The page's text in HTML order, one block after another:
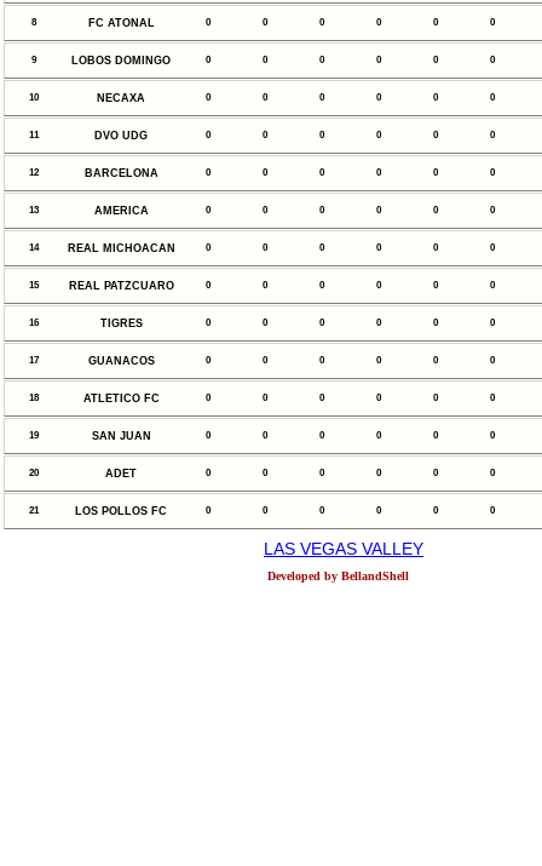
8 FC ATONAL 0 0 0 0 0 0
9 LOBOS DOMINGO 0 0 0 0 0 0
10 NECAXA 0 0 0 0 0 0
11 DVO UDG 0 0 0 0 0 0
12 BARCELONA 0 0 0 0 0 0
13 AMERICA 0 0 0 0 0 0
14 REAL MICHOACAN 0 0 0 0 0 0
15 REAL PATZCUARO 0 0 0 0 0 0
16 TIGRES 0 0 0 0 0 0
17 GUANACOS 0 0 0 0 0 0
18 ATLETICO FC 0 0 0 0 0 0
19 SAN JUAN 0 0 0 0 0 0
20 ADET 0 0 0 0 0 0
21 LOS POLLOS FC 0 0 0 0 0 0
LAS VEGAS VALLEY
Developed by BellandShell